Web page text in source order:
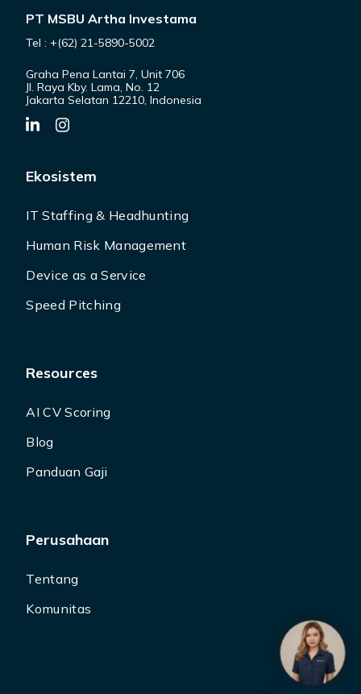
PT MSBU Artha Investama
Tel : +(62) 21-5890-5002
Graha Pena Lantai 7, Unit 706
Jl. Raya Kby. Lama, No. 12
Jakarta Selatan 12210, Indonesia
Ekosistem
IT Staffing & Headhunting
Human Risk Management
Device as a Service
Speed Pitching
Resources
AI CV Scoring
Blog
Panduan Gaji
Perusahaan
Tentang
Komunitas